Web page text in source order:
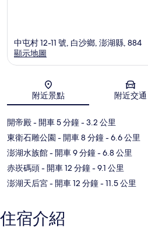
地圖
中屯村 12-11 號, 白沙鄉, 澎湖縣, 884
顯示地圖
附近景點 附近交通
開帝殿- 開車 5 分鐘- 3.2 公里
東衛石雕公園 - 開車 8 分鐘- 6.6 公里
澎湖水族館- 開車 9 分鐘- 6.8 公里
赤崁碼頭- 開車 12 分鐘- 9.1 公里
澎湖天后宮- 開車 12 分鐘- 11.5 公里
住宿介紹